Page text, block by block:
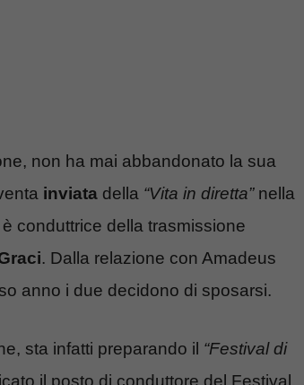
non ha mai abbandonato la sua
inviata della “Vita in diretta”nella
conduttrice della trasmissione
. Dalla relazione con Amadeus
anno i due decidono di sposarsi.
sta infatti preparando il “Festival di
il posto di conduttore del Festival.